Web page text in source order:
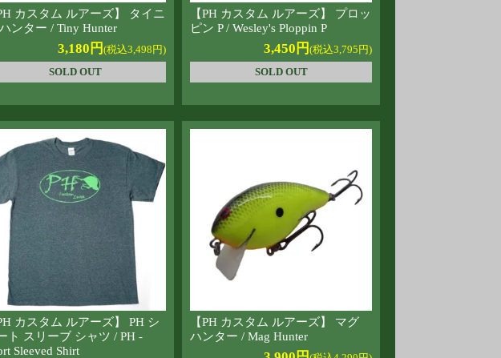
カスタム ルアーズ】 タイニ
ンター / Tiny Hunter
3,180円 (税込3,498円)
SOLD OUT
【PH カスタム ルアーズ】 プロッ
ピン P / Wesley's Ploppin P
3,450円 (税込3,795円)
SOLD OUT
カスタム ルアーズ】 PH シ
ト スリーブ シャツ / PH -
Sleeved Shirt
【PH カスタム ルアーズ】 マグ
ハンター / Mag Hunter